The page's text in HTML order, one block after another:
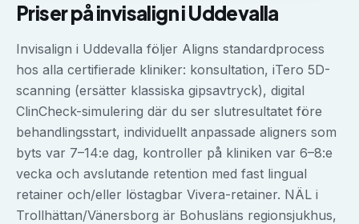
Priser påinvisaligniUddevalla
Invisalign i Uddevalla följer Aligns standardprocess
hos alla certifierade kliniker: konsultation, iTero 5D-
scanning (ersätter klassiska gipsavtryck), digital
ClinCheck-simulering där du ser slutresultatet före
behandlingsstart, individuellt anpassade aligners som
byts var 7–14:e dag, kontroller på kliniken var 6–8:e
vecka och avslutande retention med fast lingual
retainer och/eller löstagbar Vivera-retainer. NÄL i
Trollhättan/Vänersborg är Bohusläns regionsjukhus,